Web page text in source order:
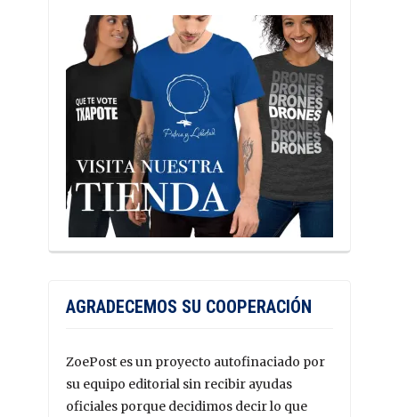
AGRADECEMOS SU COOPERACIÓN
ZoePost es un proyecto autofinaciado por
su equipo editorial sin recibir ayudas
oficiales porque decidimos decir lo que